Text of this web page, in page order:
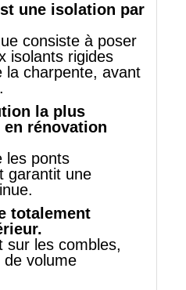
une isolation par
consiste à poser
isolants rigides
la charpente, avant
la plus
rénovation
les ponts
garantit une
totalement
sur les combles,
volume